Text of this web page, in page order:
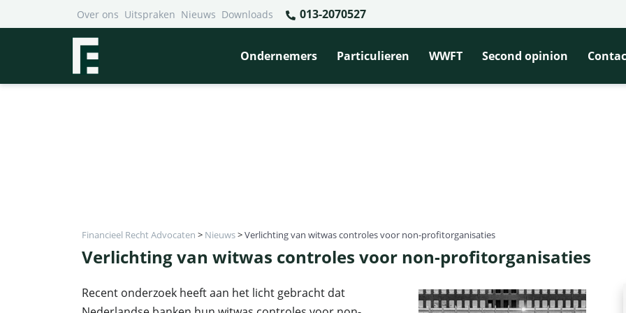
Over ons Uitspraken Nieuws Downloads 013-2070527
Ondernemers Particulieren WWFT Second opinion
Financieel Recht Advocaten > Nieuws>Verlichting van witwas controles voor non-profitorganisaties
Verlichting van witwas controles voor non-profitorganisaties
Recent onderzoek heeft aan het licht gebracht dat